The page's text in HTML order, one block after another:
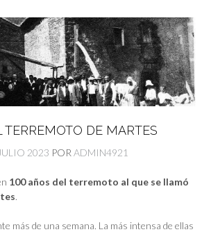
TERREMOTO DE MARTES
2023 POR ADMIN4921
100 años del terremoto al que se llamó
.
más de una semana. La más intensa de ellas